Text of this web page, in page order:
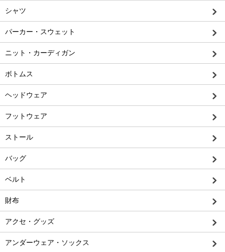
シャツ
パーカー・スウェット
ニット・カーディガン
ボトムス
ヘッドウェア
フットウェア
ストール
バッグ
ベルト
財布
アクセ・グッズ
アンダーウェア・ソックス